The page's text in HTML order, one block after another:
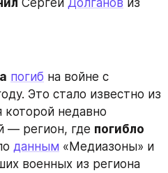
Сергей Долганов из
погиб на войне с
Это стало известно из
которой недавно
— регион, где погибло
данным «Медиазоны» и
военных из региона